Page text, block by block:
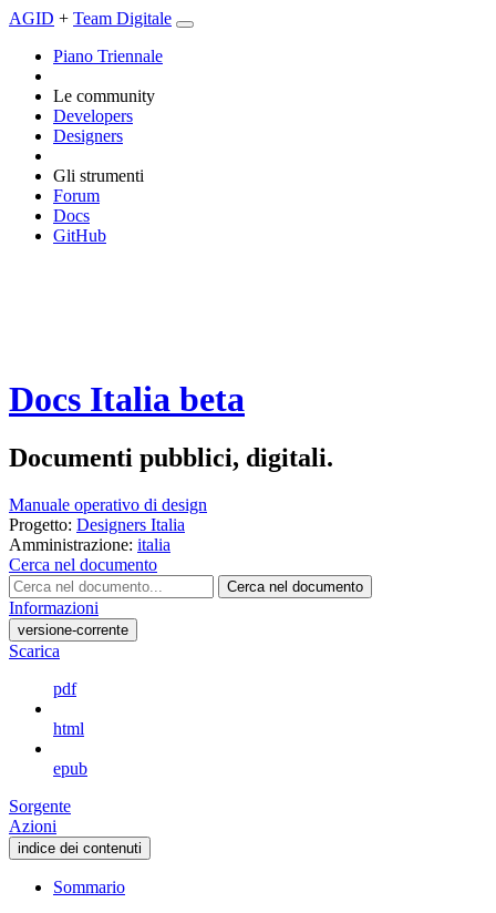
AGID + Team Digitale
Piano Triennale
Le community
Developers
Designers
Gli strumenti
Forum
Docs
GitHub
Docs Italia beta
Documenti pubblici, digitali.
Manuale operativo di design
Progetto: Designers Italia
Amministrazione: italia
Cerca nel documento
Cerca nel documento
Informazioni
versione-corrente
Scarica
pdf
html
epub
Sorgente
Azioni
indice dei contenuti
Sommario